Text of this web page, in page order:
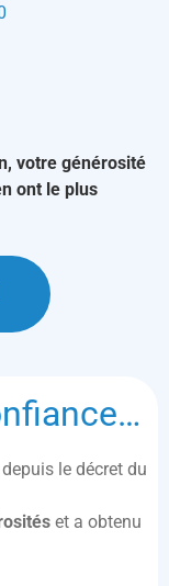
votre générosité
ont le plus
depuis le décret du
et a obtenu